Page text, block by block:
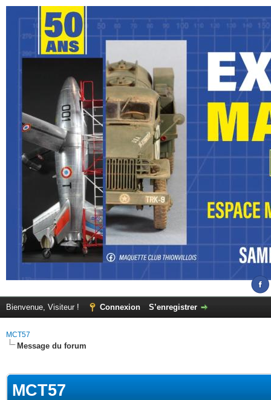
Bienvenue, Visiteur ! Connexion S’enregistrer
MCT57
Message du forum
MCT57